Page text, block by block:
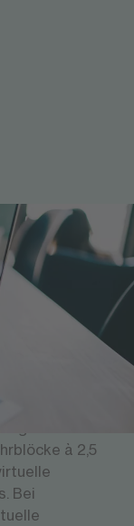
nur
zu teilen
Die
Zeit
à 2,5
Bei